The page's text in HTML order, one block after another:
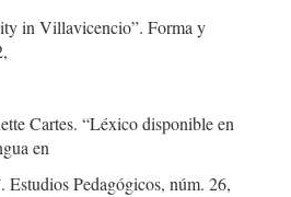
in Villavicencio”. Forma y
Cartes. “Léxico disponible en
en
Estudios Pedagógicos, núm. 26,